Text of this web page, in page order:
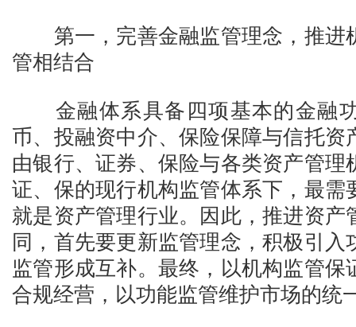
第一，完善金融监管理念，推进
管相结合
金融体系具备四项基本的金融
币、投融资中介、保险保障与信托资
由银行、证券、保险与各类资产管理
证、保的现行机构监管体系下，最需
就是资产管理行业。因此，推进资产
同，首先要更新监管理念，积极引入
监管形成互补。最终，以机构监管保
合规经营，以功能监管维护市场的统